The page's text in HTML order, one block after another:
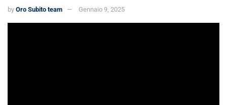
by Oro Subito team Gennaio 9, 2025